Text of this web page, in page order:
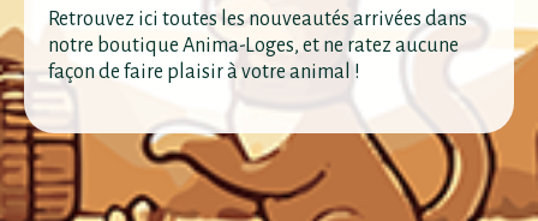
Retrouvez ici toutes les nouveautés arrivées dans
notre boutique Anima-Loges, et ne ratez aucune
façon de faire plaisir à votre animal !